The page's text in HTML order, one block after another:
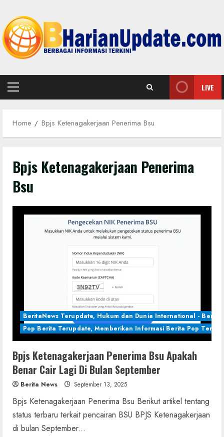
content
Primary
LIVE
Home Bpjs Ketenagakerjaan Penerima Bsu
Bpjs Ketenagakerjaan Penerima
Bsu
BeritaNews Terupdate, Hukum dan Dunia International - Berita
Pop Berita Terupdate, Memberikan Informasi Berita Pop
Bpjs Ketenagakerjaan Penerima Bsu Apakah
Benar Cair Lagi Di Bulan September
Berita News September 13, 2025
Bpjs Ketenagakerjaan Penerima Bsu Berikut artikel tentang
status terbaru terkait pencairan BSU BPJS Ketenagakerjaan
di bulan September...